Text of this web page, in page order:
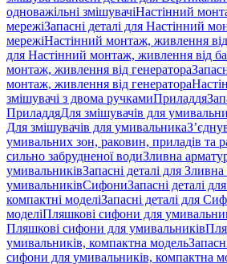
одноважільні змішувачіНастінний
мережіЗапасні деталі для Настінний
мережіНастінний монтаж, живлення
для Настінний монтаж, живлення від
монтаж, живлення від генератора
монтаж, живлення від генератора
змішувачі з двома ручкамиПриладдя
ПриладдяДля змішувачів для
Для змішувачів для умивальника
умивальних зон, раковин, приладів та
сильно забрудненої водиЗливна
умивальниківЗапасні деталі для
умивальниківСифониЗапасні деталі
компактні моделіЗапасні деталі для
моделіПляшкові сифони для
Пляшкові сифони для умивальників
умивальників, компактна модель
сифони для умивальників, компактна